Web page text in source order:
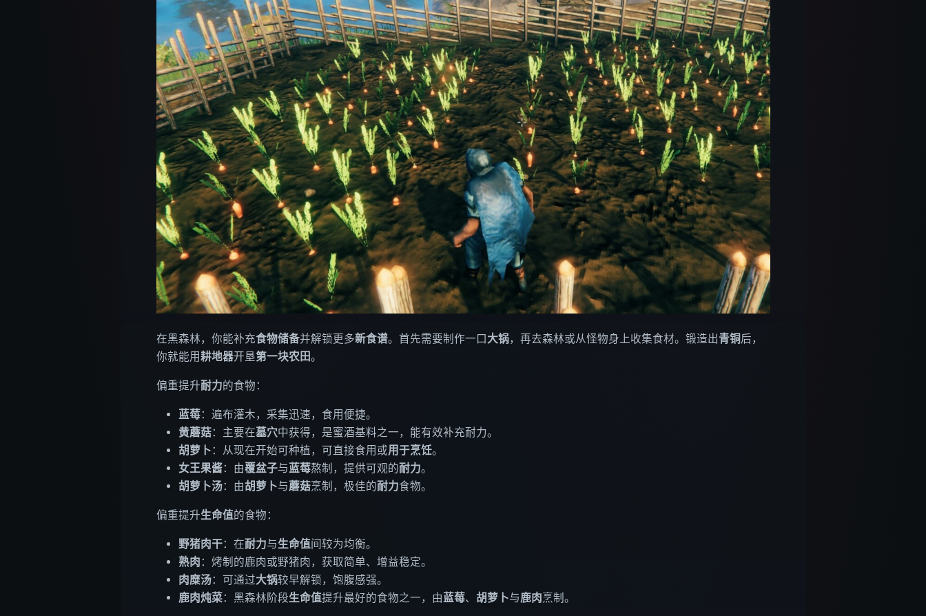
在黑森林，你能补充食物储备并解锁更多新食谱。首先需要制作一口大锅，再去森林或从怪物身上收集食材。锻造出青铜后，
你就能用耕地器开垦第一块农田。
偏重提升耐力的食物：
蓝莓：遍布灌木，采集迅速，食用便捷。
黄蘑菇：主要在墓穴中获得，是蜜酒基料之一，能有效补充耐力。
胡萝卜：从现在开始可种植，可直接食用或用于烹饪。
女王果酱：由覆盆子与蓝莓熬制，提供可观的耐力。
胡萝卜汤：由胡萝卜与蘑菇烹制，极佳的耐力食物。
偏重提升生命值的食物：
野猪肉干：在耐力与生命值间较为均衡。
熟肉：烤制的鹿肉或野猪肉，获取简单、增益稳定。
肉糜汤：可通过大锅较早解锁，饱腹感强。
鹿肉炖菜：黑森林阶段生命值提升最好的食物之一，由蓝莓、 胡萝卜与鹿肉烹制。